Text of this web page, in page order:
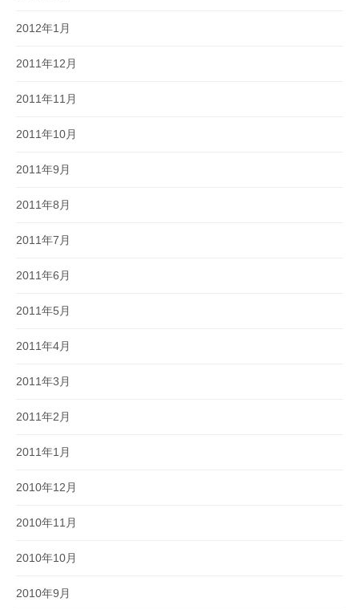
2012年1月
2011年12月
2011年11月
2011年10月
2011年9月
2011年8月
2011年7月
2011年6月
2011年5月
2011年4月
2011年3月
2011年2月
2011年1月
2010年12月
2010年11月
2010年10月
2010年9月